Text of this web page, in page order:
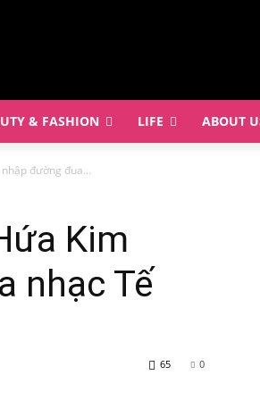
& FASHION LIFE ABOUT
đường đua...
Kim
nhạc Tế
0
65